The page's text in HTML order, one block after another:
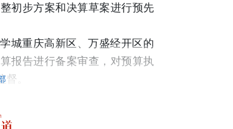
初步方案和决算草案进行预先
城重庆高新区、万盛经开区的
报告进行备案审查，对预算执
。
作情况、审计查出问题整改情